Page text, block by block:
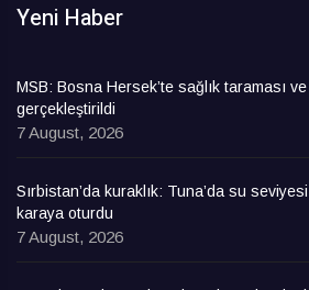
Yeni Haber
MSB: Bosna Hersek’te sağlık taraması
gerçekleştirildi
7 August, 2026
Sırbistan’da kuraklık: Tuna’da su
karaya oturdu
7 August, 2026